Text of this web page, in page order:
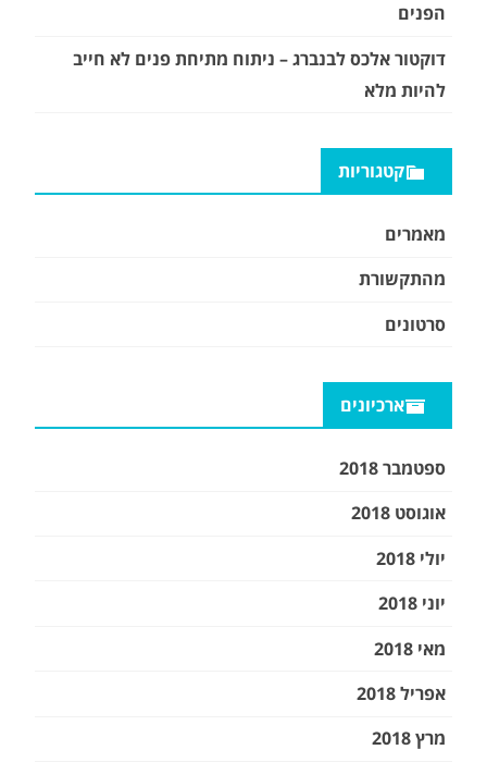
הפנים
דוקטור אלכס לבנברג – ניתוח מתיחת פנים לא חייב
להיות מלא
קטגוריות
מאמרים
מהתקשורת
סרטונים
ארכיונים
ספטמבר 2018
אוגוסט 2018
יולי 2018
יוני 2018
מאי 2018
אפריל 2018
מרץ 2018